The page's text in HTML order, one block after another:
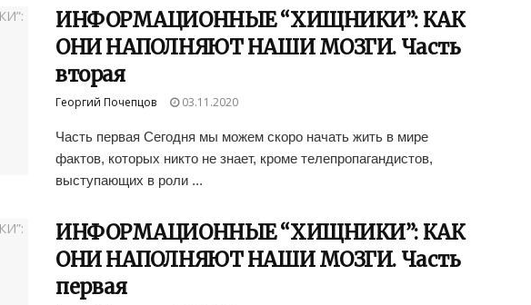
ИНФОРМАЦИОННЫЕ “ХИЩНИКИ”: КАК
ОНИ НАПОЛНЯЮТ НАШИ МОЗГИ. Часть
вторая
Георгий Почепцов 03.11.2020
Часть первая Сегодня мы можем скоро начать жить в мире
фактов, которых никто не знает, кроме телепропагандистов,
выступающих в роли ...
ИНФОРМАЦИОННЫЕ “ХИЩНИКИ”: КАК
ОНИ НАПОЛНЯЮТ НАШИ МОЗГИ. Часть
первая